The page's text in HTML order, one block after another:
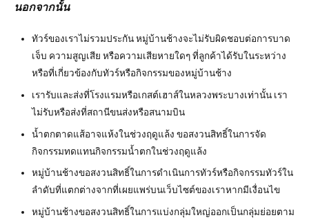
นอกจากนั้น
ทัวร์ของเราไม่รวมประกัน หมู่บ้านช้างจะไม่รับผิดชอบต่อการบาด
เจ็บ ความสูญเสีย หรือความเสียหายใดๆ ที่ลูกค้าได้รับในระหว่าง
หรือที่เกี่ยวข้องกับทัวร์หรือกิจกรรมของหมู่บ้านช้าง
เรารับและส่งที่โรงแรมหรือเกสต์เฮาส์ในหลวงพระบางเท่านั้น เรา
ไม่รับหรือส่งที่สถานีขนส่งหรือสนามบิน
น้ำตกตาดแส้อาจแห้งในช่วงฤดูแล้ง ขอสงวนสิทธิ์ในการจัด
กิจกรรมทดแทนกิจกรรมน้ำตกในช่วงฤดูแล้ง
หมู่บ้านช้างขอสงวนสิทธิ์ในการดำเนินการทัวร์หรือกิจกรรมทัวร์ใน
ลำดับที่แตกต่างจากที่เผยแพร่บนเว็บไซต์ของเราหากมีเงื่อนไข
หมู่บ้านช้างขอสงวนสิทธิ์ในการแบ่งกลุ่มใหญ่ออกเป็นกลุ่มย่อยตาม